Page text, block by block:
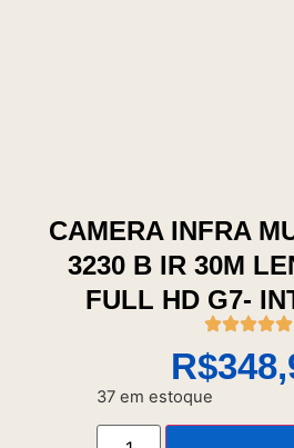
CAMERA INFRA
3230 B IR 30M
FULL HD G7-
R$
37 em estoque